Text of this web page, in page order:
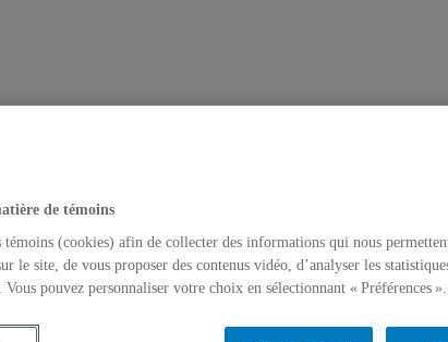
de témoins
témoins (cookies) afin de collecter des informations qui nous
le site, de vous proposer des contenus vidéo, d’analyser les
pouvez personnaliser votre choix en sélectionnant « Préférences ».